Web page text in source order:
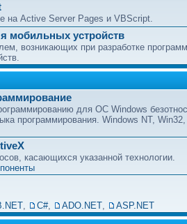
на Active Server Pages и VBScript.
мобильных устройств
возникающих при разработке
для ОС Windows
программирования. Windows NT,
касающихся указанной технологии.
, C#, ADO.NET, ASP.NET